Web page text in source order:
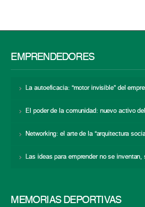
EMPRENDEDORES
La autoeficacia: “motor invisible” del
El poder de la comunidad: nuevo activo
Networking: el arte de la “arquitectura
Las ideas para emprender no se inventan,
MEMORIAS DEPORTIVAS